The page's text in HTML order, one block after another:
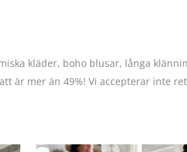
kläder, boho blusar, långa
är mer än 49%! Vi accepterar inte